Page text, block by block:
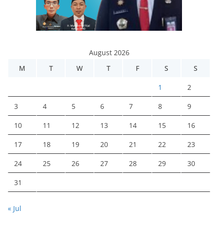
August 2026
M
T W T F S S
1 2
3 4 5 6 7 8 9
10 11 12 13 14 15 16
17 18 19 20 21 22 23
24 25 26 27 28 29 30
31
« Jul